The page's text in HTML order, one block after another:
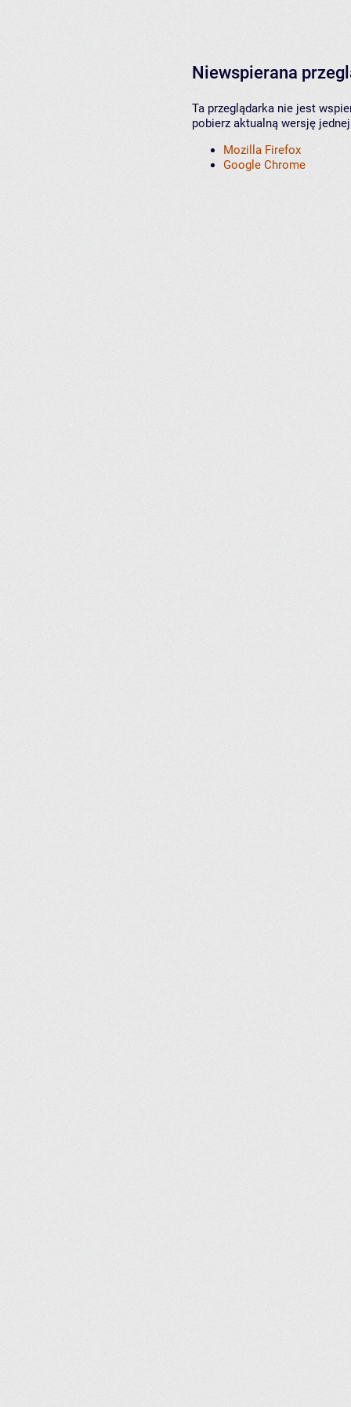
Niewspierana
Ta przeglądarka nie jest
pobierz aktualną wersję
Mozilla Firefox
Google Chrome